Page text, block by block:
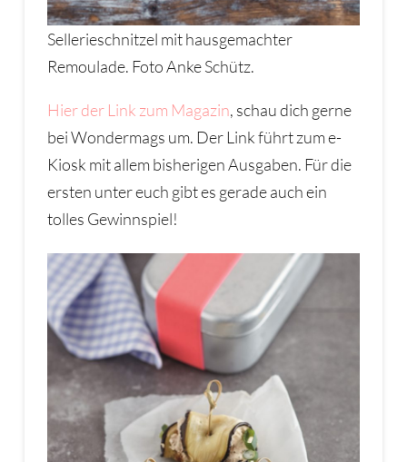
Sellerieschnitzel mit hausgemachter
Remoulade. Foto Anke Schütz.
Hier der Link zum Magazin, schau dich gerne
bei Wondermags um. Der Link führt zum e-
Kiosk mit allem bisherigen Ausgaben. Für die
ersten unter euch gibt es gerade auch ein
tolles Gewinnspiel!